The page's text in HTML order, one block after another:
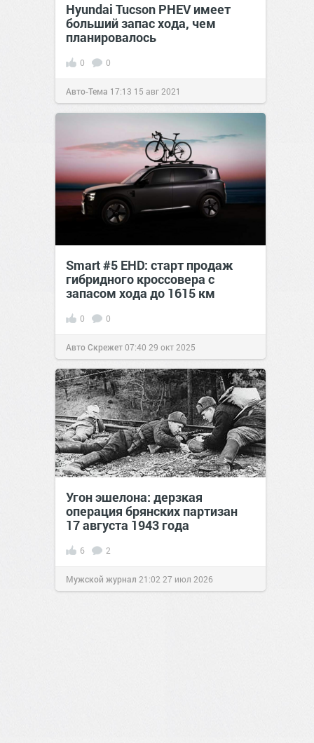
Hyundai Tucson PHEV имеет
больший запас хода, чем
планировалось
0 0
Авто-Тема 17:13 15 авг 2021
Smart #5 EHD: старт продаж
гибридного кроссовера с
запасом хода до 1615 км
0 0
Авто Скрежет07:40 29 окт 2025
Угон эшелона: дерзкая
операция брянских партизан
17 августа 1943 года
6 2
Мужской журнал 21:02 27 июл 2026